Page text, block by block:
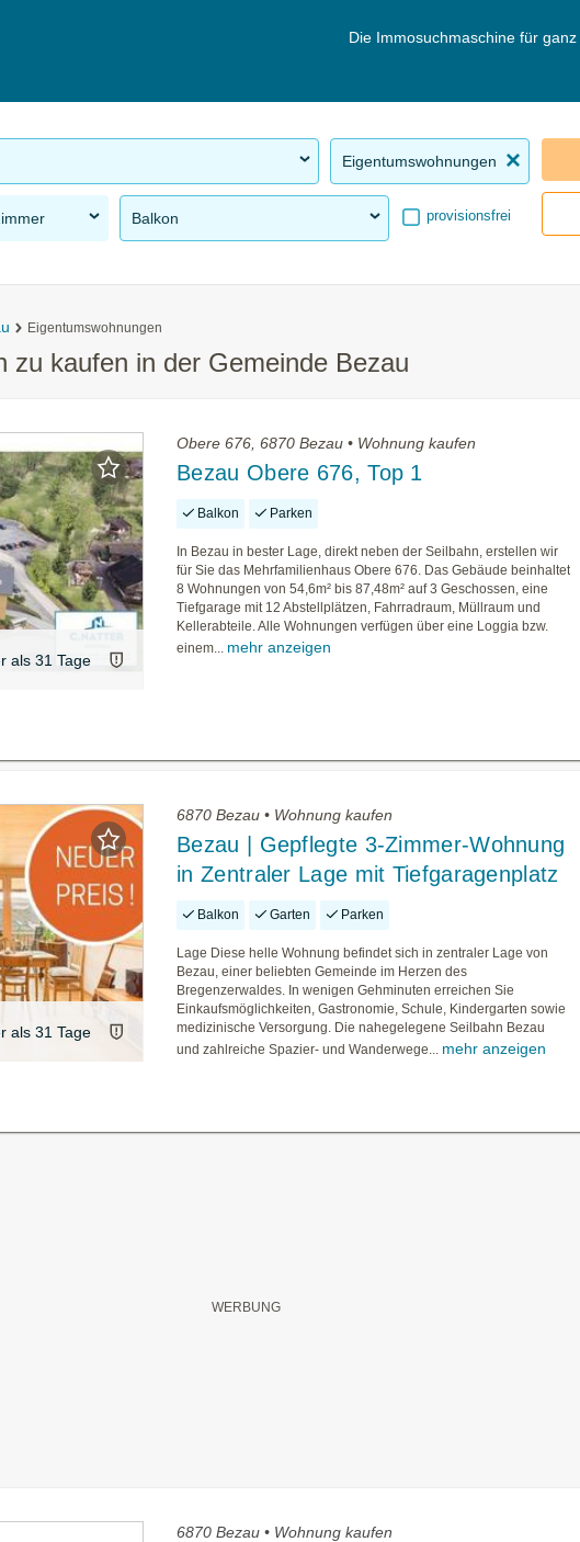
Die Immosuchmaschine für ganz
Eigentumswohnungen
Balkon provisionsfrei
Eigentumswohnungen
zu kaufen in der Gemeinde Bezau
als 31 Tage
Obere 676, 6870 Bezau • Wohnung kaufen
Bezau Obere 676, Top 1
Balkon Parken
In Bezau in bester Lage, direkt neben der Seilbahn, erstellen wir
für Sie das Mehrfamilienhaus Obere 676. Das Gebäude beinhaltet
8 Wohnungen von 54,6m² bis 87,48m² auf 3 Geschossen, eine
Tiefgarage mit 12 Abstellplätzen, Fahrradraum, Müllraum und
Kellerabteile. Alle Wohnungen verfügen über eine Loggia bzw.
einem... mehr anzeigen
als 31 Tage
6870 Bezau • Wohnung kaufen
Bezau | Gepflegte 3-Zimmer-Wohnung
in Zentraler Lage mit Tiefgaragenplatz
Balkon Garten Parken
Lage Diese helle Wohnung befindet sich in zentraler Lage von
Bezau, einer beliebten Gemeinde im Herzen des
Bregenzerwaldes. In wenigen Gehminuten erreichen Sie
Einkaufsmöglichkeiten, Gastronomie, Schule, Kindergarten sowie
medizinische Versorgung. Die nahegelegene Seilbahn Bezau
und zahlreiche Spazier- und Wanderwege... mehr anzeigen
6870 Bezau • Wohnung kaufen